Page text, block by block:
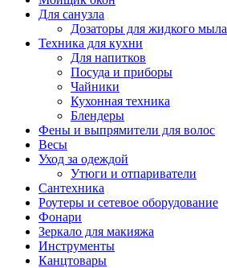
Для санузла
Дозаторы для жидкого мыла
Техника для кухни
Для напитков
Посуда и приборы
Чайники
Кухонная техника
Блендеры
Фены и выпрямители для волос
Весы
Уход за одеждой
Утюги и отпариватели
Сантехника
Роутеры и сетевое оборудование
Фонари
Зеркало для макияжа
Инструменты
Канцтовары